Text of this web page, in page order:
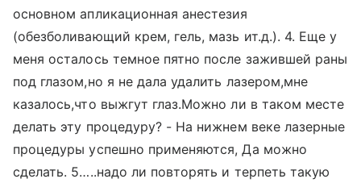
основном апликационная анестезия
(обезболивающий крем, гель, мазь ит.д.). 4. Еще у
меня осталось темное пятно после зажившей раны
под глазом,но я не дала удалить лазером,мне
казалось,что выжгут глаз.Можно ли в таком месте
делать эту процедуру? - На нижнем веке лазерные
процедуры успешно применяются, Да можно
сделать. 5…..надо ли повторять и терпеть такую